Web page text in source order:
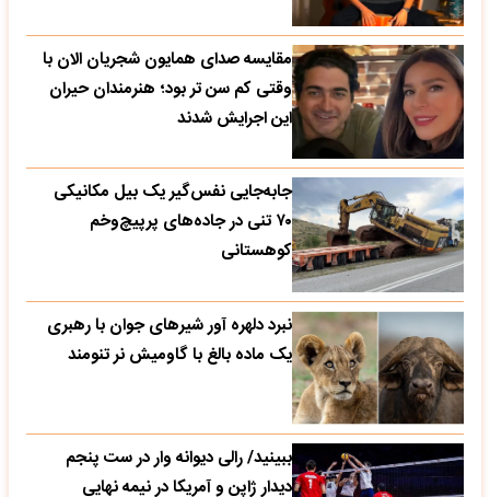
مقایسه صدای همایون شجریان الان با
وقتی کم سن تر بود؛ هنرمندان حیران
این اجرایش شدند
جابه‌جایی نفس‌گیر یک بیل مکانیکی
۷۰ تنی در جاده‌های پرپیچ‌وخم
کوهستانی
نبرد دلهره آور شیرهای جوان با رهبری
یک ماده بالغ با گاومیش نر تنومند
ببینید/ رالی دیوانه وار در ست پنجم
دیدار ژاپن و آمریکا در نیمه نهایی